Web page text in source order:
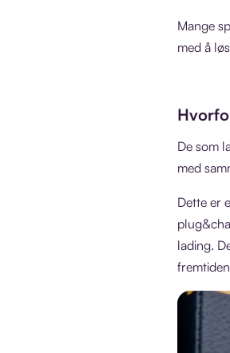
Mange
med å
De som
med
Dette er
lading.